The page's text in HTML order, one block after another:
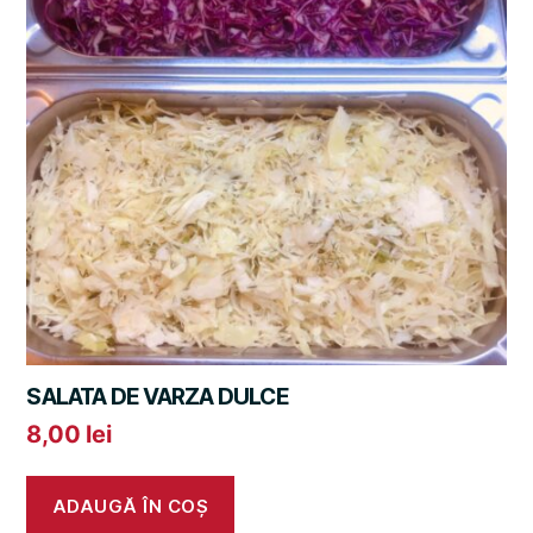
SALATA DE VARZA DULCE
8,00 lei
ADAUGĂ ÎN COȘ